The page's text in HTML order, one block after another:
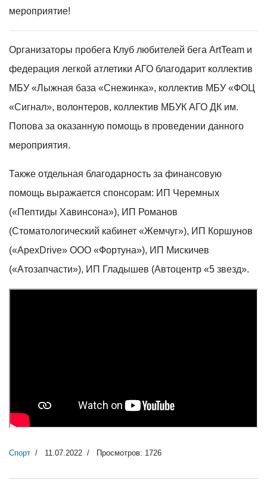
мероприятие!
Организаторы пробега Клуб любителей бега ArtTeam и
федерация легкой атлетики АГО благодарит коллектив
МБУ «Лыжная база «Снежинка», коллектив МБУ «ФОЦ
«Сигнал», волонтеров, коллектив МБУК АГО ДК им.
Попова за оказанную помощь в проведении данного
мероприятия.
Также отдельная благодарность за финансовую
помощь выражается спонсорам: ИП Черемных
(«Пептиды Хавинсона»), ИП Романов
(Стоматологический кабинет «Жемчуг»), ИП Коршунов
(«ApexDrive» ООО «Фортуна»), ИП Мискичев
(«Атозапчасти»), ИП Гладышев (Автоцентр «5 звезд».
Спорт 11.07.2022 Просмотров: 1726